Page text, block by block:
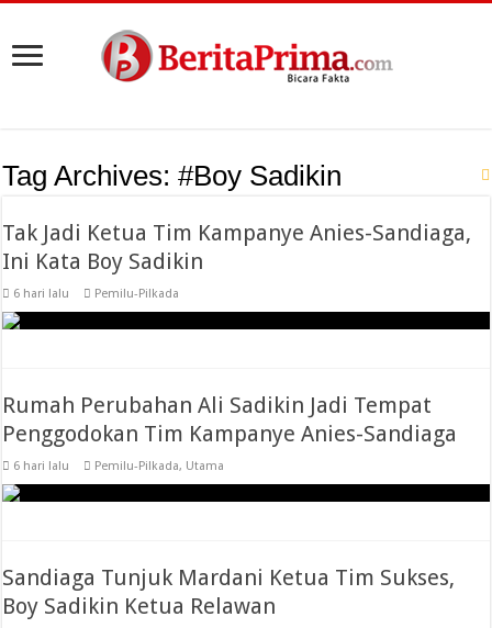
Tag Archives:#Boy Sadikin
Tak Jadi Ketua Tim Kampanye Anies-Sandiaga,
Ini Kata Boy Sadikin
6 hari lalu Pemilu-Pilkada
Rumah Perubahan Ali Sadikin Jadi Tempat
Penggodokan Tim Kampanye Anies-Sandiaga
6 hari lalu Pemilu-Pilkada, Utama
Sandiaga Tunjuk Mardani Ketua Tim Sukses,
Boy Sadikin Ketua Relawan